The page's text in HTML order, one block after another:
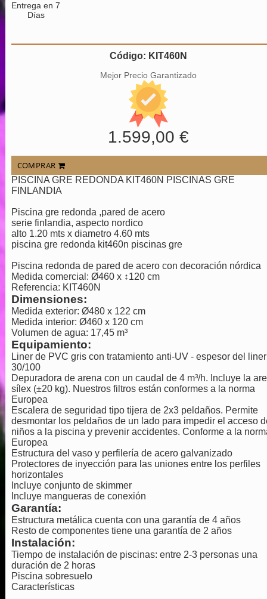
Entrega en 7
Días
Código: KIT460N
Mejor Precio Garantizado
1.599,00 €
COMPRAR
PISCINA GRE REDONDA KIT460N PISCINAS GRE
FINLANDIA
Piscina gre redonda ,pared de acero
serie finlandia, aspecto nordico
alto 1.20 mts x diametro 4.60 mts
piscina gre redonda kit460n piscinas gre
Piscina redonda de pared de acero con decoración nórdica
Medida comercial: Ø460 x ↕120 cm
Referencia: KIT460N
Dimensiones:
Medida exterior: Ø480 x 122 cm
Medida interior: Ø460 x 120 cm
Volumen de agua: 17,45 m³
Equipamiento:
Liner de PVC gris con tratamiento anti-UV - espesor del
30/100
Depuradora de arena con un caudal de 4 m³/h. Incluye la
sílex (±20 kg). Nuestros filtros están conformes a la norma
Europea
Escalera de seguridad tipo tijera de 2x3 peldaños. Permite
desmontar los peldaños de un lado para impedir el acceso
niños a la piscina y prevenir accidentes. Conforme a la
Europea
Estructura del vaso y perfilería de acero galvanizado
Protectores de inyección para las uniones entre los perfiles
horizontales
Incluye conjunto de skimmer
Incluye mangueras de conexión
Garantía:
Estructura metálica cuenta con una garantía de 4 años
Resto de componentes tiene una garantía de 2 años
Instalación:
Tiempo de instalación de piscinas: entre 2-3 personas una
duración de 2 horas
Piscina sobresuelo
Características